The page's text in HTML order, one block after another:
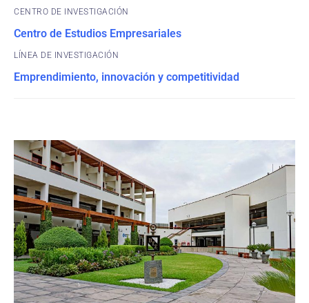
CENTRO DE INVESTIGACIÓN
Centro de Estudios Empresariales
Emprendimiento, innovación y competitividad